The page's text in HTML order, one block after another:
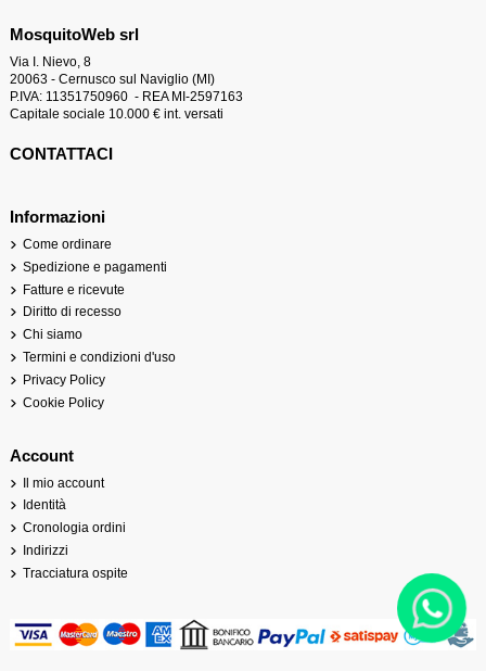
MosquitoWeb srl
Via I. Nievo, 8
20063 - Cernusco sul Naviglio (MI)
P.IVA: 11351750960 - REA MI-2597163
Capitale sociale 10.000 € int. versati
CONTATTACI
Informazioni
Come ordinare
Spedizione e pagamenti
Fatture e ricevute
Diritto di recesso
Chi siamo
Termini e condizioni d'uso
Privacy Policy
Cookie Policy
Account
Il mio account
Identità
Cronologia ordini
Indirizzi
Tracciatura ospite